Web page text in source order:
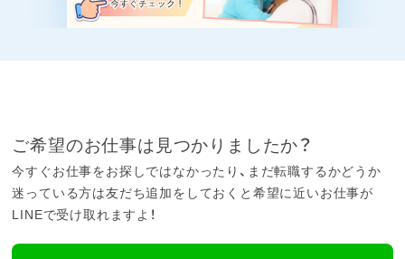
ご希望のお仕事は見つかりましたか？
今すぐお仕事をお探しではなかったり、まだ転職するかどうか
迷っている方は友だち追加をしておくと希望に近いお仕事が
LINEで受け取れますよ！